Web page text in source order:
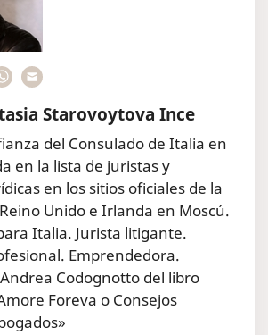
Starovoytova Ince
del Consulado de Italia en
en la lista de juristas y
en los sitios oficiales de la
Unido e Irlanda en Moscú.
Italia. Jurista litigante.
Emprendedora.
Codognotto del libro
Foreva o Consejos